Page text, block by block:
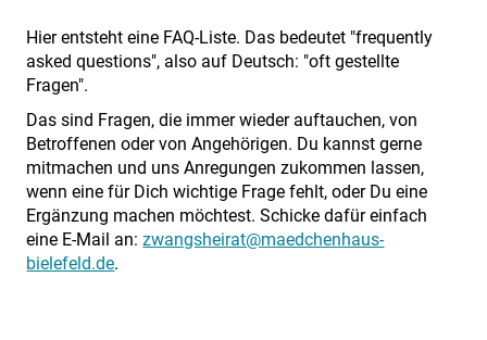
Hier entsteht eine FAQ-Liste. Das bedeutet "frequently
asked questions", also auf Deutsch: "oft gestellte
Fragen".
Das sind Fragen, die immer wieder auftauchen, von
Betroffenen oder von Angehörigen. Du kannst gerne
mitmachen und uns Anregungen zukommen lassen,
wenn eine für Dich wichtige Frage fehlt, oder Du eine
Ergänzung machen möchtest. Schicke dafür einfach
eine E-Mail an:zwangsheirat@maedchenhaus-
bielefeld.de.